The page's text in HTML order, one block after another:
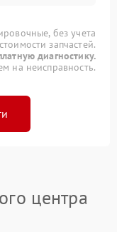
без учета
стоимости запчастей.
диагностику.
на неисправность.
центра